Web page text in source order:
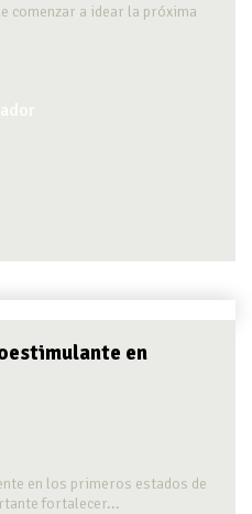
comenzar a idear la próxima
en
en los primeros estados de
fortalecer...